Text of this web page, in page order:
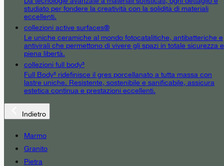
studiato per fondere la creatività con la solidità di materiali
eccellenti.
collezioni active surfaces®
Le uniche ceramiche al mondo fotocatalitiche, antibatteriche e
antivirali che permettono di vivere gli spazi in totale sicurezza e
piena libertà.
collezioni full body³
Full Body³ ridefinisce il gres porcellanato a tutta massa con
lastre uniche. Resistente, sostenibile e sanificabile, assicura
estetica continua e prestazioni eccellenti.
Indietro
Marmo
Granito
Pietra